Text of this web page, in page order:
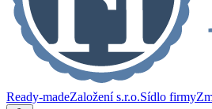
Ready-madeZaložení s.r.o.Sídlo firmy